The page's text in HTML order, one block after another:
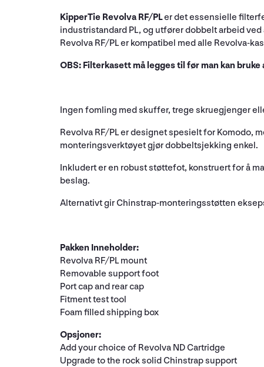
KipperTie Revolva RF/PLer det essensielle
industristandard PL, og utfører dobbelt arbeid
Revolva RF/PL er kompatibel med alle Revolva-
OBS: Filterkasett må legges til før man kan
Ingen fomling med skuffer, trege skruegjenger
Revolva RF/PL er designet spesielt for Komodo,
monteringsverktøyet gjør dobbeltsjekking enkel.
Inkludert er en robust støttefot, konstruert for å
beslag.
Alternativt gir Chinstrap-monteringsstøtten
Pakken Inneholder:
Revolva RF/PL mount
Removable support foot
Port cap and rear cap
Fitment test tool
Foam filled shipping box
Opsjoner:
Add your choice of Revolva ND Cartridge
Upgrade to the rock solid Chinstrap support